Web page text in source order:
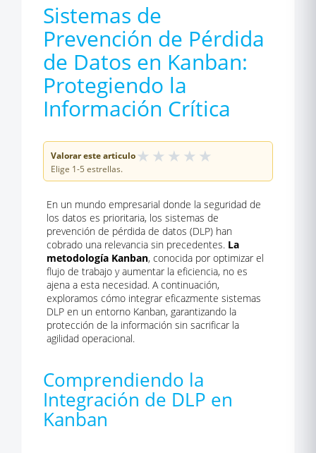
Sistemas de
Prevención de Pérdida
de Datos en Kanban:
Protegiendo la
Información Crítica
Valorar este articulo★ ★ ★ ★ ★
Elige 1-5 estrellas.
En un mundo empresarial donde la seguridad de
los datos es prioritaria, los sistemas de
prevención de pérdida de datos (DLP) han
cobrado una relevancia sin precedentes. La
metodología Kanban, conocida por optimizar el
flujo de trabajo y aumentar la eficiencia, no es
ajena a esta necesidad. A continuación,
exploramos cómo integrar eficazmente sistemas
DLP en un entorno Kanban, garantizando la
protección de la información sin sacrificar la
agilidad operacional.
Comprendiendo la
Integración de DLP en
Kanban